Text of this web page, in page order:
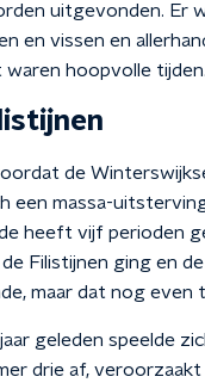
uitgevonden. Er
en vissen en
waren hoopvolle tijden.
de
een massa-
heeft vijf perioden
Filistijnen ging en
maar dat nog even
geleden speelde
drie af,